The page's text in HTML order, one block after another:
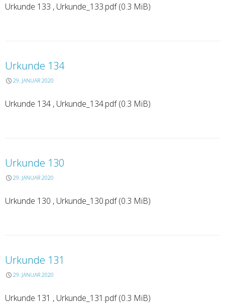
Urkunde 133 , Urkunde_133.pdf (0.3 MiB)
Urkunde 134
29. JANUAR 2020
Urkunde 134 , Urkunde_134.pdf (0.3 MiB)
Urkunde 130
29. JANUAR 2020
Urkunde 130 , Urkunde_130.pdf (0.3 MiB)
Urkunde 131
29. JANUAR 2020
Urkunde 131 , Urkunde_131.pdf (0.3 MiB)